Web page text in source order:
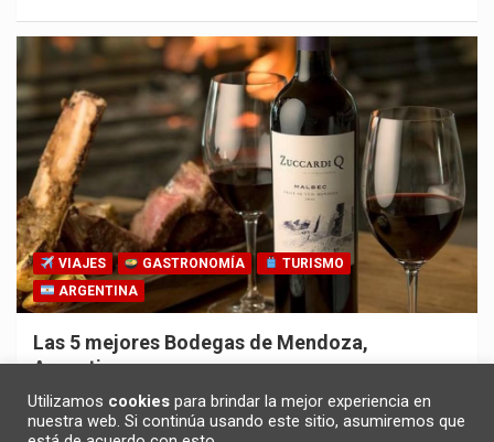
VIAJES GASTRONOMÍA
TURISMO
ARGENTINA
Las 5 mejores Bodegas de Mendoza,
Argentina
30/10/2025 Redacción
Utilizamos cookies para brindar la mejor experiencia en
nuestra web. Si continúa usando este sitio, asumiremos que